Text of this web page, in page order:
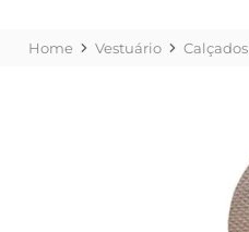
Vestuário Calçados